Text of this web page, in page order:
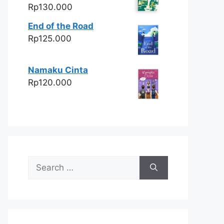
Rp130.000
End of the Road
Rp125.000
Namaku Cinta
Rp120.000
Search
for: